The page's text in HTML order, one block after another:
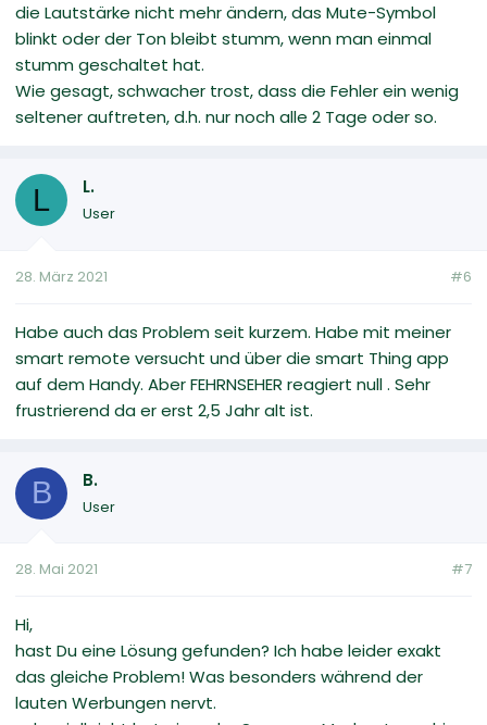
die Lautstärke nicht mehr ändern, das Mute-Symbol
blinkt oder der Ton bleibt stumm, wenn man einmal
stumm geschaltet hat.
Wie gesagt, schwacher trost, dass die Fehler ein wenig
seltener auftreten, d.h. nur noch alle 2 Tage oder so.
L L.
User
28. März 2021 #6
Habe auch das Problem seit kurzem. Habe mit meiner
smart remote versucht und über die smart Thing app
auf dem Handy. Aber FEHRNSEHER reagiert null . Sehr
frustrierend da er erst 2,5 Jahr alt ist.
B B.
User
28. Mai 2021 #7
Hi,
hast Du eine Lösung gefunden? Ich habe leider exakt
das gleiche Problem! Was besonders während der
lauten Werbungen nervt.